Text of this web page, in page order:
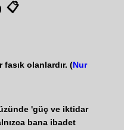
📋
olanlardır. (Nur
'güç ve iktidar
bana ibadet